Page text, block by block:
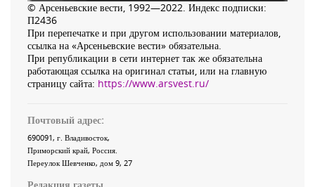
© Арсеньевские вести, 1992—2022. Индекс подписки:
П2436
При перепечатке и при другом использовании материалов,
ссылка на «Арсеньевские вести» обязательна.
При републикации в сети интернет так же обязательна
работающая ссылка на оригинал статьи, или на главную
страницу сайта: https://www.arsvest.ru/
Почтовый адрес:
690091, г. Владивосток,
Приморский край, Россия.
Переулок Шевченко, дом 9, 27